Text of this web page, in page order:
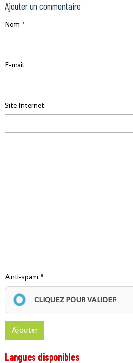
Ajouter un commentaire
Nom
E-mail
Site Internet
Anti-spam
CLIQUEZ POUR VALIDER
Ajouter
Langues disponibles